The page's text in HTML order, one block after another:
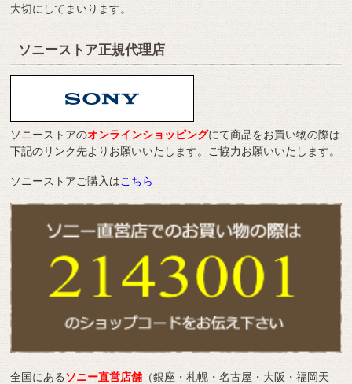
大切にしてまいります。
ソニーストア正規代理店
ソニーストアのオンラインショッピングにて商品をお買い物の際は
下記のリンク先よりお願いいたします。ご協力お願いいたします。
ソニーストアご購入はこちら
全国にあるソニー直営店舗 （銀座・札幌・名古屋・大阪・福岡天